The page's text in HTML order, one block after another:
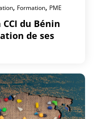
, Formation, PME
du Bénin
de ses